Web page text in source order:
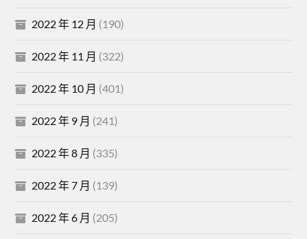
2022 年 12 月 (190)
2022 年 11 月 (322)
2022 年 10 月 (401)
2022 年 9 月 (241)
2022 年 8 月 (335)
2022 年 7 月 (139)
2022 年 6 月 (205)